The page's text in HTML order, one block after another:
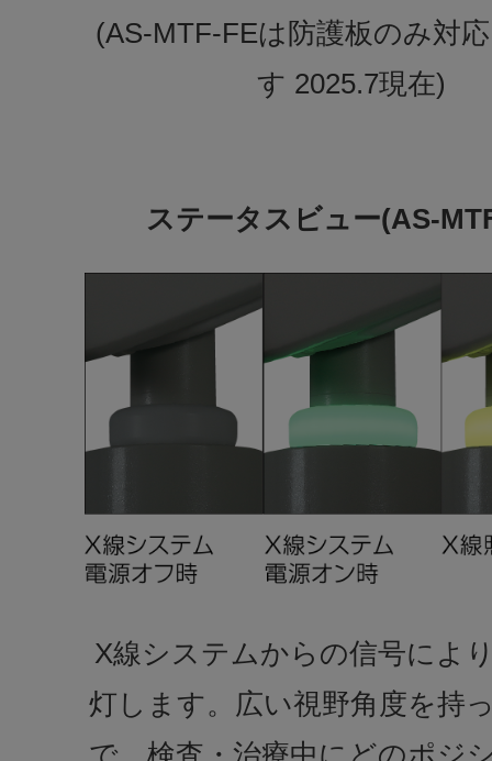
(AS-MTF-FEは防護板のみ対
す 2025.7現在)
ステータスビュー(AS-
X線システムからの信号によ
灯します。広い視野角度を持
で、検査・治療中にどのポジ